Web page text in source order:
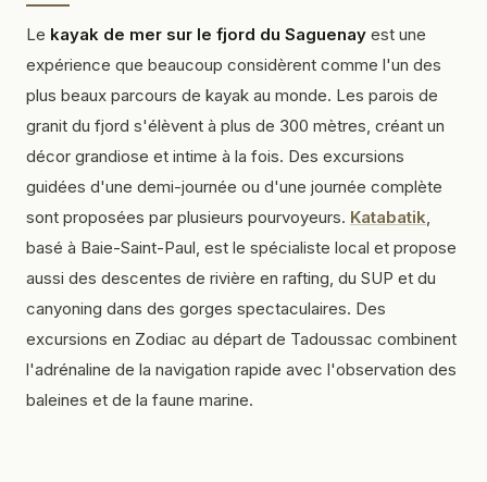
Le kayak de mer sur le fjord du Saguenay est une
expérience que beaucoup considèrent comme l'un des
plus beaux parcours de kayak au monde. Les parois de
granit du fjord s'élèvent à plus de 300 mètres, créant un
décor grandiose et intime à la fois. Des excursions
guidées d'une demi-journée ou d'une journée complète
sont proposées par plusieurs pourvoyeurs. Katabatik,
basé à Baie-Saint-Paul, est le spécialiste local et propose
aussi des descentes de rivière en rafting, du SUP et du
canyoning dans des gorges spectaculaires. Des
excursions en Zodiac au départ de Tadoussac combinent
l'adrénaline de la navigation rapide avec l'observation des
baleines et de la faune marine.